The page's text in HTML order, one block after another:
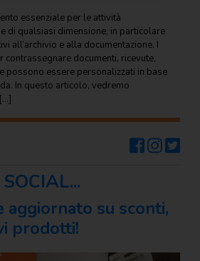
essenziale per le attività
di qualsiasi dimensione, in particolare
all’archivio e alla documentazione. I
documenti, ricevute,
possono essere personalizzati in base
In questo articolo, vedremo
aggiornato su sconti,
prodotti!